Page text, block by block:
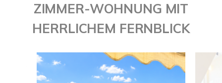
ZIMMER-WOHNUNG MIT
HERRLICHEM FERNBLICK